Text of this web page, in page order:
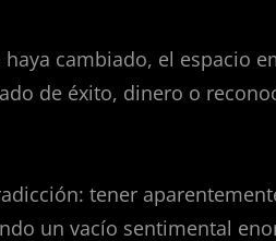
cambiado, el espacio
de éxito, dinero o
tener
un vacío sentimental